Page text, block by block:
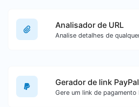
Analisador de URL
Gerador de link PayPal